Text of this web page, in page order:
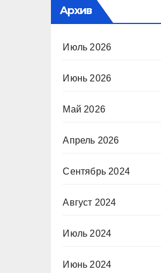
Архив
Июль 2026
Июнь 2026
Май 2026
Апрель 2026
Сентябрь 2024
Август 2024
Июль 2024
Июнь 2024